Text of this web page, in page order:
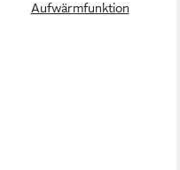
Aufwärmfunktion